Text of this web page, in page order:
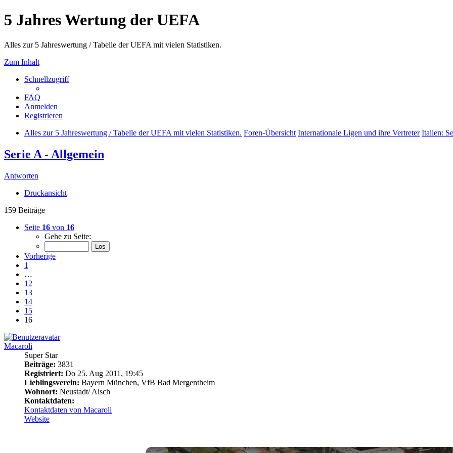
5 Jahres Wertung der UEFA
Alles zur 5 Jahreswertung / Tabelle der UEFA mit vielen Statistiken.
Zum Inhalt
Schnellzugriff
FAQ
Anmelden
Registrieren
Alles zur 5 Jahreswertung / Tabelle der UEFA mit vielen Statistiken. Foren-Übersicht Internationale Ligen und ihre Vertreter Italien:
Serie A - Allgemein
Antworten
Druckansicht
159 Beiträge
Seite 16 von 16
Gehe zu Seite:
Vorherige
1
…
12
13
14
15
16
Macaroli
Super Star
Beiträge: 3831
Registriert: Do 25. Aug 2011, 19:45
Lieblingsverein: Bayern München, VfB Bad Mergentheim
Wohnort: Neustadt/ Aisch
Kontaktdaten:
Kontaktdaten von Macaroli
Website
×